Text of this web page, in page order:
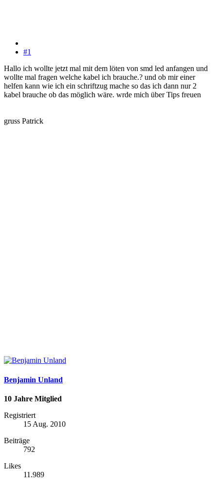
#1
Hallo ich wollte jetzt mal mit dem löten von smd led anfangen und
wollte mal fragen welche kabel ich brauche.? und ob mir einer
helfen kann wie ich ein schriftzug mache so das ich dann nur 2
kabel brauche ob das möglich wäre. wrde mich über Tips freuen
gruss Patrick
Benjamin Unland
10 Jahre Mitglied
Registriert
15 Aug. 2010
Beiträge
792
Likes
11.989